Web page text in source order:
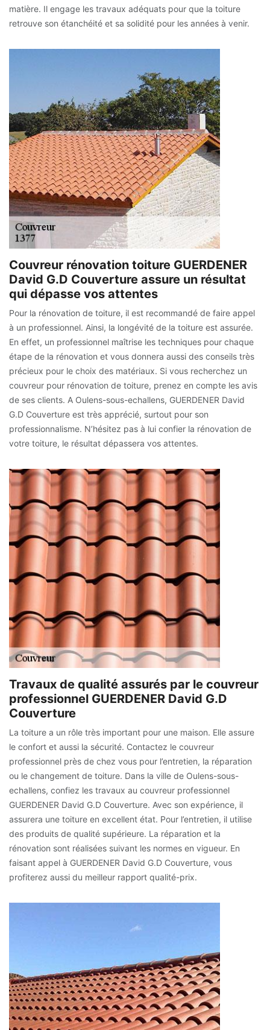
matière. Il engage les travaux adéquats pour que la toiture
retrouve son étanchéité et sa solidité pour les années à venir.
Couvreur rénovation toiture GUERDENER
David G.D Couverture assure un résultat
qui dépasse vos attentes
Pour la rénovation de toiture, il est recommandé de faire appel
à un professionnel. Ainsi, la longévité de la toiture est assurée.
En effet, un professionnel maîtrise les techniques pour chaque
étape de la rénovation et vous donnera aussi des conseils très
précieux pour le choix des matériaux. Si vous recherchez un
couvreur pour rénovation de toiture, prenez en compte les avis
de ses clients. A Oulens-sous-echallens, GUERDENER David
G.D Couverture est très apprécié, surtout pour son
professionnalisme. N’hésitez pas à lui confier la rénovation de
votre toiture, le résultat dépassera vos attentes.
Travaux de qualité assurés par le couvreur
professionnel GUERDENER David G.D
Couverture
La toiture a un rôle très important pour une maison. Elle assure
le confort et aussi la sécurité. Contactez le couvreur
professionnel près de chez vous pour l’entretien, la réparation
ou le changement de toiture. Dans la ville de Oulens-sous-
echallens, confiez les travaux au couvreur professionnel
GUERDENER David G.D Couverture. Avec son expérience, il
assurera une toiture en excellent état. Pour l’entretien, il utilise
des produits de qualité supérieure. La réparation et la
rénovation sont réalisées suivant les normes en vigueur. En
faisant appel à GUERDENER David G.D Couverture, vous
profiterez aussi du meilleur rapport qualité-prix.